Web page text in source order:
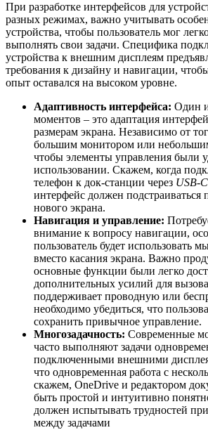
При разработке интерфейсов для
разных режимах, важно учитывать
устройства, чтобы пользователь мог
выполнять свои задачи. Специфика
устройства к внешним дисплеям
требования к дизайну и навигации,
опыт оставался на высоком уровне.
Адаптивность интерфейса: Один
моментов – это адаптация
размерам экрана. Независимо от
большим монитором или
чтобы элементы управления были
использовании. Скажем, когда
телефон к док-станции через USB-C
интерфейс должен подстраиваться
нового экрана.
Навигация и управление:
внимание к вопросу навигации,
пользователь будет использовать
вместо касания экрана. Важно
основные функции были легко
дополнительных усилий для
поддерживает проводную или
необходимо убедиться, что
сохранить привычное управление.
Многозадачность: Современные
часто выполняют задачи
подключенными внешними
что одновременная работа с
скажем, OneDrive и редактором
быть простой и интуитивно
должен испытывать трудностей
между задачами